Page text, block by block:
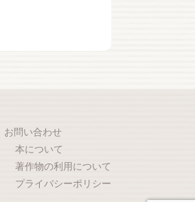
お問い合わせ
本について
著作物の利用について
プライバシーポリシー